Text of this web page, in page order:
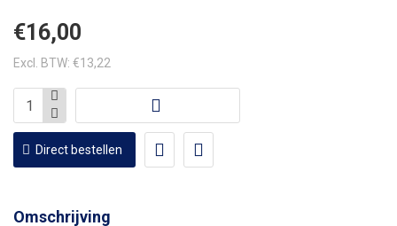
€16,00
Excl. BTW: €13,22
Direct bestellen
Omschrijving